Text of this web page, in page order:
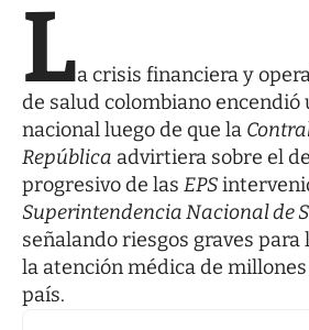
La crisis financiera y
de salud colombiano encendió
nacional luego de que la
República advirtiera sobre el
progresivo de las EPS
Superintendencia Nacional de
señalando riesgos graves
la atención médica de
país.